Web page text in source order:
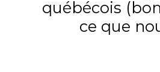
québécois
ce que